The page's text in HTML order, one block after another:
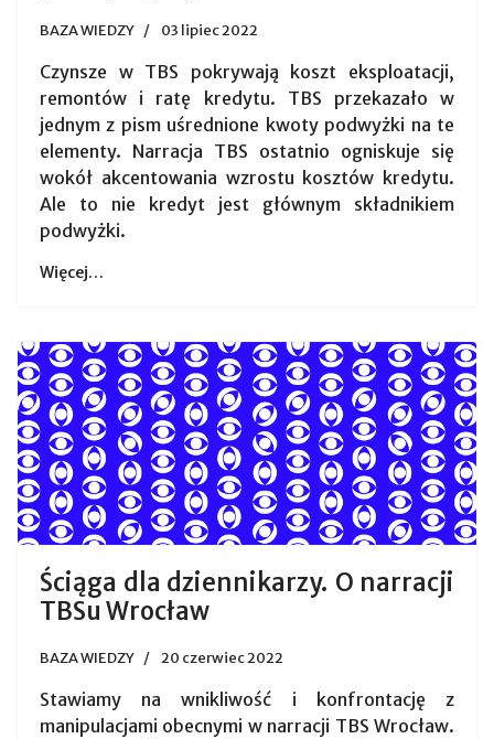
BAZA WIEDZY 03 lipiec 2022
Czynsze w TBS pokrywają koszt eksploatacji,
remontów i ratę kredytu. TBS przekazało w
jednym z pism uśrednione kwoty podwyżki na te
elementy. Narracja TBS ostatnio ogniskuje się
wokół akcentowania wzrostu kosztów kredytu.
Ale to nie kredyt jest głównym składnikiem
podwyżki.
Więcej…
Ściąga dla dziennikarzy. O narracji
TBSu Wrocław
BAZA WIEDZY 20 czerwiec 2022
Stawiamy na wnikliwość i konfrontację z
manipulacjami obecnymi w narracji TBS Wrocław.